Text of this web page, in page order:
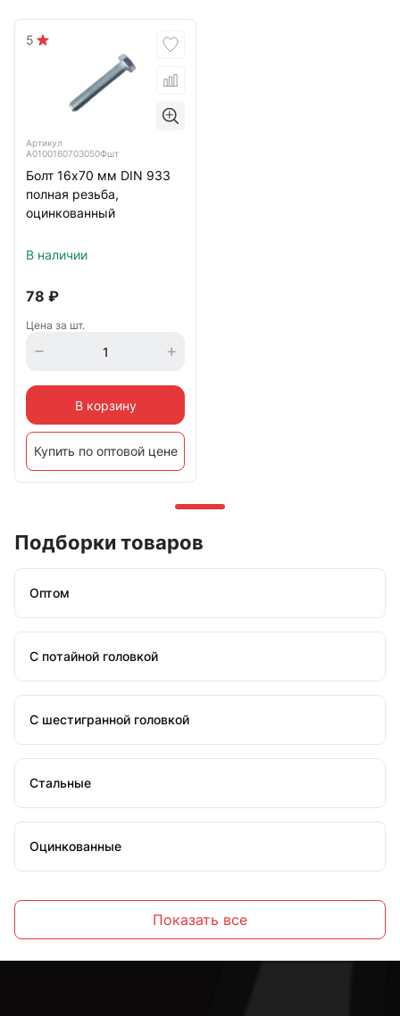
5
Артикул
А0100160703050Фшт
Болт 16х70 мм DIN 933
полная резьба,
оцинкованный
В наличии
78 ₽
Цена за шт.
В корзину
Купить по оптовой цене
Подборки товаров
Оптом
С потайной головкой
С шестигранной головкой
Стальные
Оцинкованные
Показать все